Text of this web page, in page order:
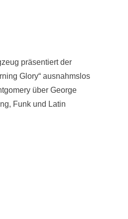
präsentiert der
Glory“ ausnahmslos
über George
Funk und Latin